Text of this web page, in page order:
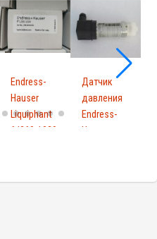
Endress-
Hauser
Liquiphant
ftl260-1029
Датчик
давления
Endress-
Hauser